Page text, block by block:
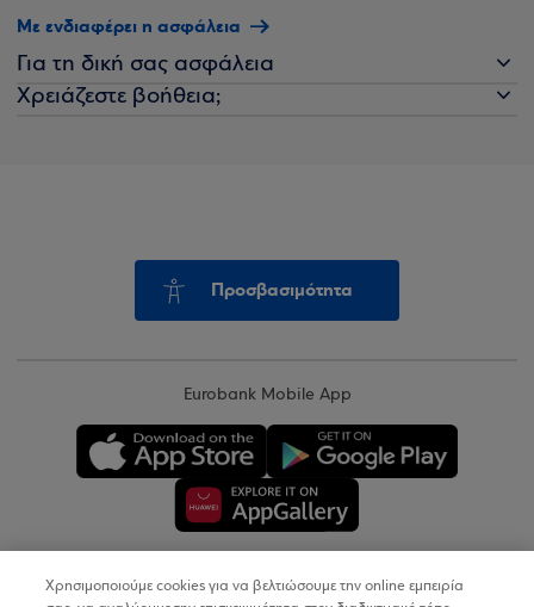
Με ενδιαφέρει η ασφάλεια
Για τη δική σας ασφάλεια
Χρειάζεστε βοήθεια;
Προσβασιμότητα
Eurobank Mobile App
Χρησιμοποιούμε cookies για να βελτιώσουμε την online εμπειρία